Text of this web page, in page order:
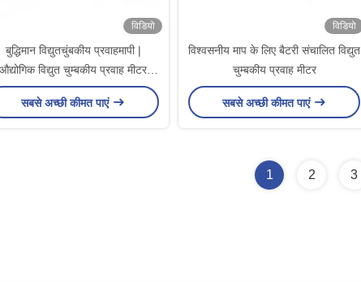
विडियो
बुद्धिमान विद्युतचुंबकीय प्रवाहमापी |
औद्योगिक विद्युत चुम्बकीय प्रवाह मीटर
निर्माता
सबसे अच्छी कीमत पाएं
विडियो
विश्वसनीय माप के लिए बैटरी संचालित विद्युत
चुम्बकीय प्रवाह मीटर
सबसे अच्छी कीमत पाएं
1 2 3